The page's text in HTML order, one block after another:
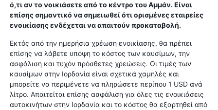
ό,τι αν το νοικιάσετε από το κέντρο του Αμμάν. Είναι
επίσης σημαντικό να σημειωθεί ότι ορισμένες εταιρείες
ενοικίασης ενδέχεται να απαιτούν προκαταβολή.
Εκτός από την ημερήσια χρέωση ενοικίασης, θα πρέπει
επίσης να λάβετε υπόψη το κόστος των καυσίμων, την
ασφάλιση και τυχόν πρόσθετες χρεώσεις. Οι τιμές των
καυσίμων στην Ιορδανία είναι σχετικά χαμηλές και
μπορείτε να περιμένετε να πληρώσετε περίπου 1 USD ανά
λίτρο. Απαιτείται επίσης ασφάλιση για όλες τις ενοικιάσεις
αυτοκινήτων στην Ιορδανία και το κόστος θα εξαρτηθεί από